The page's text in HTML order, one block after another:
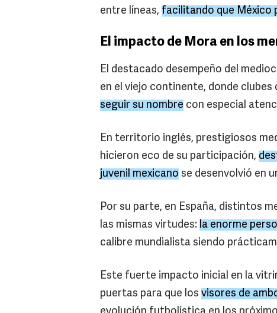
entre líneas, facilitando que México
El impacto de Mora en los
El destacado desempeño del
en el viejo continente, donde clubes
seguir su nombre con especial
En territorio inglés, prestigiosos
hicieron eco de su participación,
juvenil mexicano se desenvolvió en
Por su parte, en España, distintos
las mismas virtudes: la enorme
calibre mundialista siendo
Este fuerte impacto inicial en la
puertas para que los visores de